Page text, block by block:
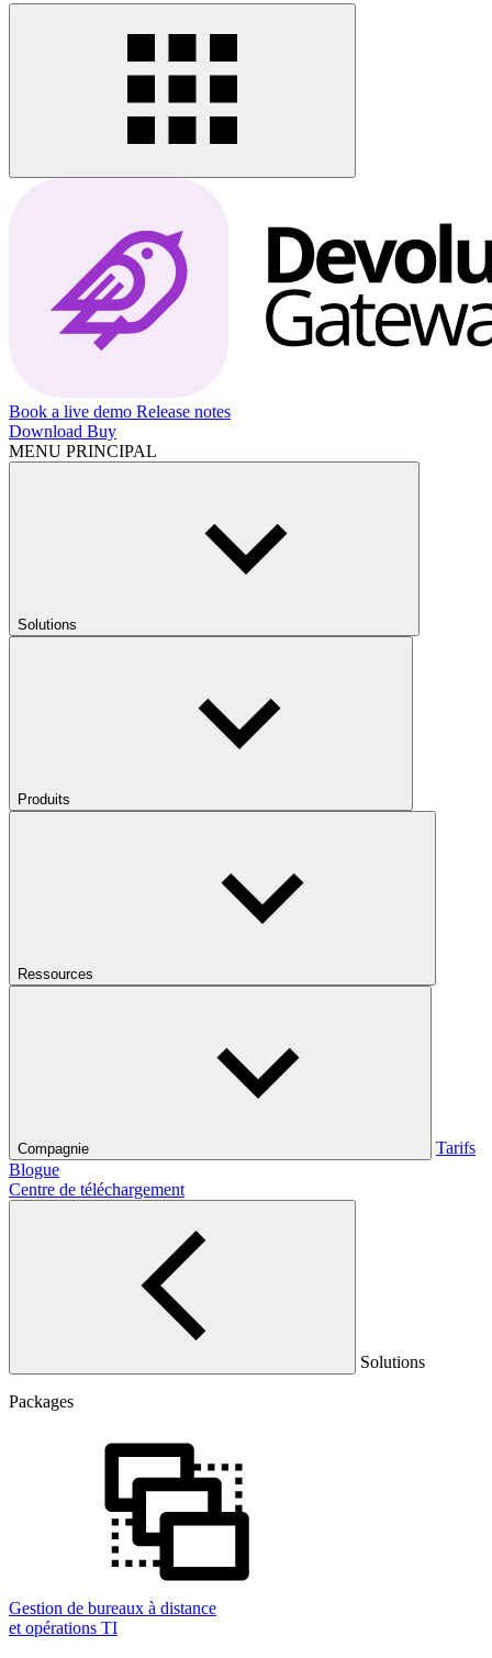
Book a live demo Release notes
Download Buy
MENU PRINCIPAL
Solutions
Produits
Ressources
Compagnie
Tarifs
Blogue
Centre de téléchargement
Solutions
Packages
Gestion de bureaux à distance
et opérations TI